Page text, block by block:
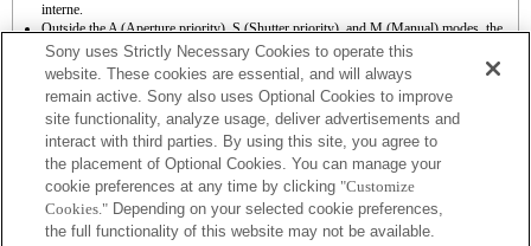
interne.
Outside the A (Aperture priority), S (Shutter priority), and M (Manual) modes, the
shutter speed and the aperture can not be adjusted during the movie recording.
La fonction [Comp. objectif ] (Compensation de l'objectif) n'est pas opérationnelle.
En fonction des conditions de prise de vue, il se peut que la luminosité de l'image ne
soit pas uniforme. Réglez la fonction [Obturat. à rideaux avant] sur [Off].
Si vous fixez l'objectif à monture A à l'aide de l'adaptateur, la fonction d'aide à la mise
au point manuelle ne fonctionne pas automatiquement lorsque vous tournez la bague
de mise au point. Vous pouvez agrandir l'image en sélectionnant la fonction [Loupe
mise pt] ou [Aide MF] sur n'importe quelle touche de "Réglag. touche perso".
L'obturateur tactile ne fonctionne pas.
La correction de tremblement est disponible sur les 3 axes (Tangage/Lacet/Roulis)
avec la technologie SteadyShot INSIDE.
Sony uses Strictly Necessary Cookies to operate this
website. These cookies are essential, and will always
remain active. Sony also uses Optional Cookies to improve
site functionality, analyze usage, deliver advertisements and
interact with third parties. By using this site, you agree to
the placement of Optional Cookies. You can manage your
cookie preferences at any time by clicking "Customize
Cookies." Depending on your selected cookie preferences,
the full functionality of this website may not be available.